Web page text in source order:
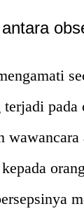
terjadi pada
wawancara